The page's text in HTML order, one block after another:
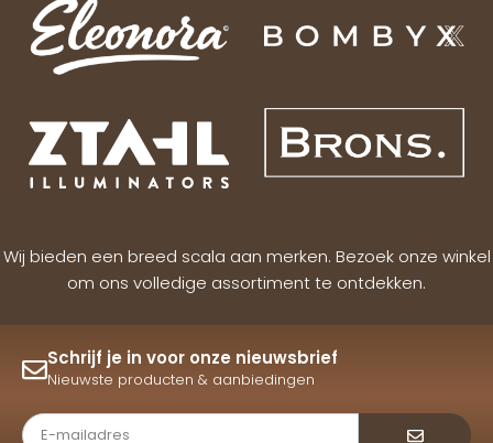
Wij bieden een breed scala aan merken. Bezoek onze winkel
om ons volledige assortiment te ontdekken.
Schrijf je in voor onze nieuwsbrief
Nieuwste producten & aanbiedingen